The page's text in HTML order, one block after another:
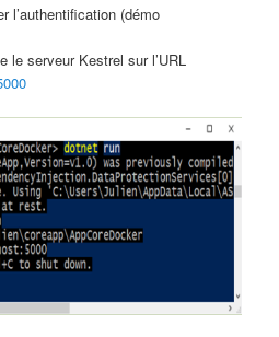
l’authentification (démo
le serveur Kestrel sur l’URL